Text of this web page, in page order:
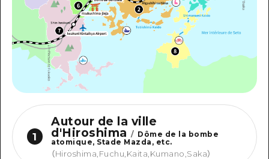
1
Autour de la ville
d'Hiroshima / Dôme de la bombe
atomique, Stade Mazda, etc.
（Hiroshima,Fuchu,Kaita,Kumano,Saka）